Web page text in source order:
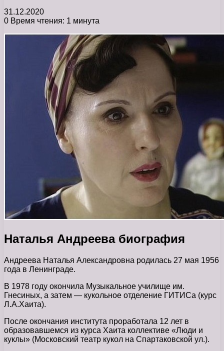
31.12.2020
0 Время чтения: 1 минута
Наталья Андреева биография
Андреева Наталья Александровна родилась 27 мая 1956
года в Ленинграде.
В 1978 году окончила Музыкальное училище им.
Гнесиных, а затем — кукольное отделение ГИТИСа (курс
Л.А.Хаита).
После окончания института проработала 12 лет в
образовавшемся из курса Хаита коллективе «Люди и
куклы» (Московский театр кукол на Спартаковской ул.).